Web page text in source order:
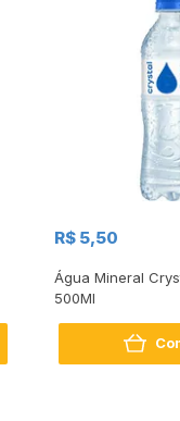
R$ 5,50
Água Mineral
500Ml